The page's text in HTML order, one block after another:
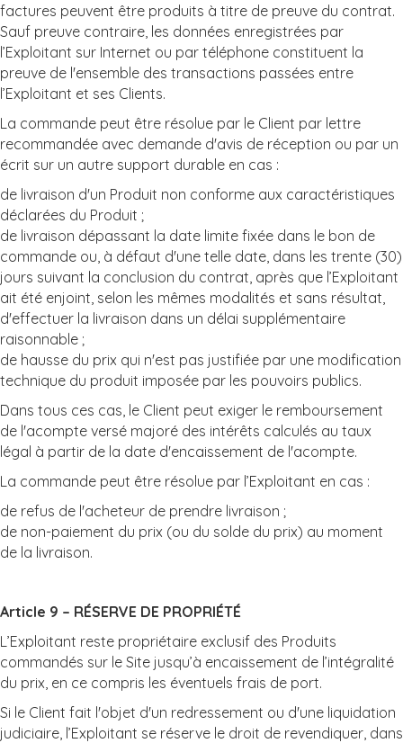
factures peuvent être produits à titre de preuve du contrat.
Sauf preuve contraire, les données enregistrées par
l’Exploitant sur Internet ou par téléphone constituent la
preuve de l'ensemble des transactions passées entre
l’Exploitant et ses Clients.
La commande peut être résolue par le Client par lettre
recommandée avec demande d'avis de réception ou par un
écrit sur un autre support durable en cas :
de livraison d'un Produit non conforme aux caractéristiques
déclarées du Produit ;
de livraison dépassant la date limite fixée dans le bon de
commande ou, à défaut d'une telle date, dans les trente (30)
jours suivant la conclusion du contrat, après que l’Exploitant
ait été enjoint, selon les mêmes modalités et sans résultat,
d'effectuer la livraison dans un délai supplémentaire
raisonnable ;
de hausse du prix qui n'est pas justifiée par une modification
technique du produit imposée par les pouvoirs publics.
Dans tous ces cas, le Client peut exiger le remboursement
de l'acompte versé majoré des intérêts calculés au taux
légal à partir de la date d'encaissement de l'acompte.
La commande peut être résolue par l’Exploitant en cas :
de refus de l'acheteur de prendre livraison ;
de non-paiement du prix (ou du solde du prix) au moment
de la livraison.
Article 9 – RÉSERVE DE PROPRIÉTÉ
L’Exploitant reste propriétaire exclusif des Produits
commandés sur le Site jusqu’à encaissement de l’intégralité
du prix, en ce compris les éventuels frais de port.
Si le Client fait l'objet d'un redressement ou d'une liquidation
judiciaire, l’Exploitant se réserve le droit de revendiquer, dans